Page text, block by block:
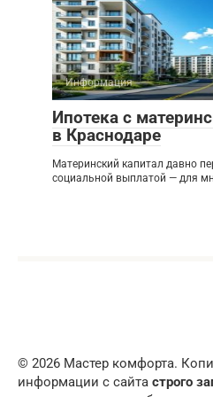
Информация
Ипотека с
в Краснодаре
Материнский капитал давно
социальной выплатой — для
© 2026 Мастер комфорта.
информации с сайта строго